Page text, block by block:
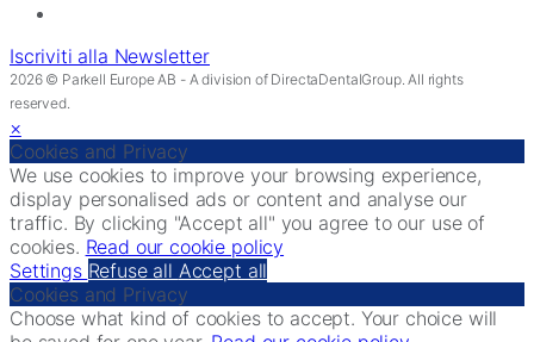
Iscriviti alla Newsletter
2026 © Parkell Europe AB - A division of DirectaDentalGroup. All rights
reserved.
×
Cookies and Privacy
We use cookies to improve your browsing experience,
display personalised ads or content and analyse our
traffic. By clicking "Accept all" you agree to our use of
cookies. Read our cookie policy
Settings Refuse all Accept all
Cookies and Privacy
Choose what kind of cookies to accept. Your choice will